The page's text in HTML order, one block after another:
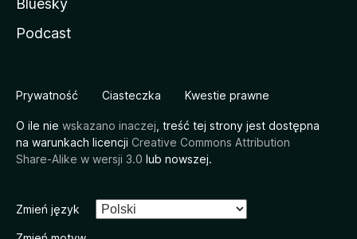
Bluesky
Podcast
Prywatność Ciasteczka Kwestie prawne
O ile nie wskazano inaczej , treść tej strony jest dostępna
na warunkach licencji Creative Commons Attribution
Share-Alike w wersji 3.0 lub nowszej.
Zmień język